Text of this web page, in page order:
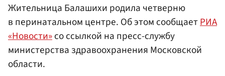
Жительница Балашихи родила четверню
в перинатальном центре. Об этом сообщаетРИА
«Новости»со ссылкой на пресс-службу
министерства здравоохранения Московской
области.